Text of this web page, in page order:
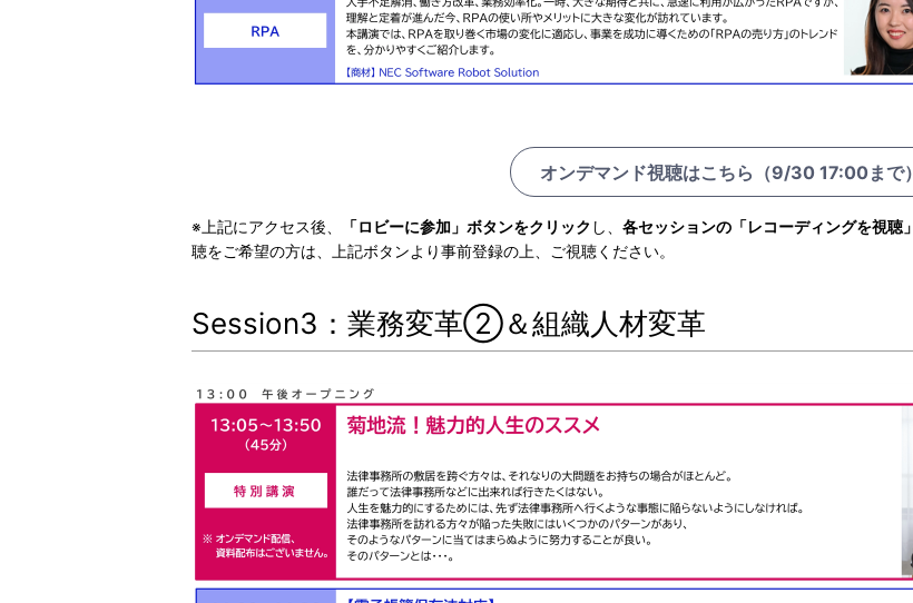
オンデマンド視聴はこちら（9/30 17:00まで）
※上記にアクセス後、 「ロビーに参加」ボタンをクリック し、 各セッションの「レコーディングを視聴」
聴をご希望の方は、上記ボタンより事前登録の上、ご視聴ください。
Session3：業務変革②＆組織人材変革